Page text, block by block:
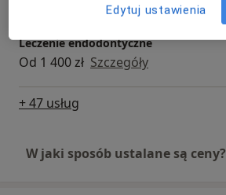
Leczenie endodontyczne
Od 1 400 zł Szczegóły
+ 47 usług
W jaki sposób ustalane są ceny?
Edytuj ustawienia